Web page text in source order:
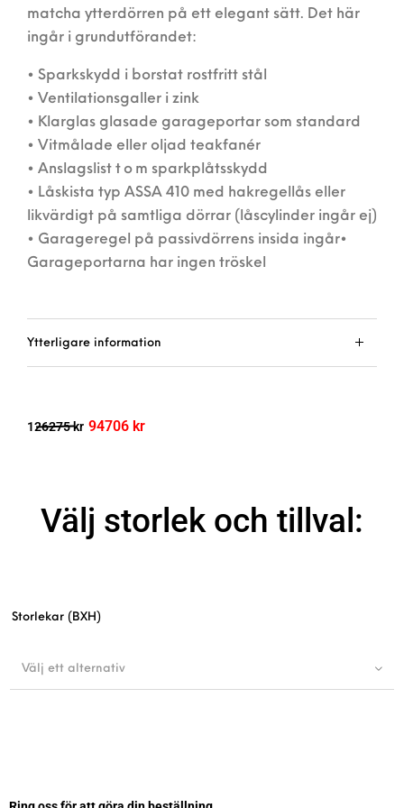
matcha ytterdörren på ett elegant sätt. Det här
ingår i grundutförandet:
• Sparkskydd i borstat rostfritt stål
• Ventilationsgaller i zink
• Klarglas glasade garageportar som standard
• Vitmålade eller oljad teakfanér
• Anslagslist t o m sparkplåtsskydd
• Låskista typ ASSA 410 med hakregellås eller
likvärdigt på samtliga dörrar (låscylinder ingår ej)
• Garageregel på passivdörrens insida ingår•
Garageportarna har ingen tröskel
Ytterligare information
126275kr 94706 kr
Välj storlek och tillval:
Storlekar (BXH)
Välj ett alternativ